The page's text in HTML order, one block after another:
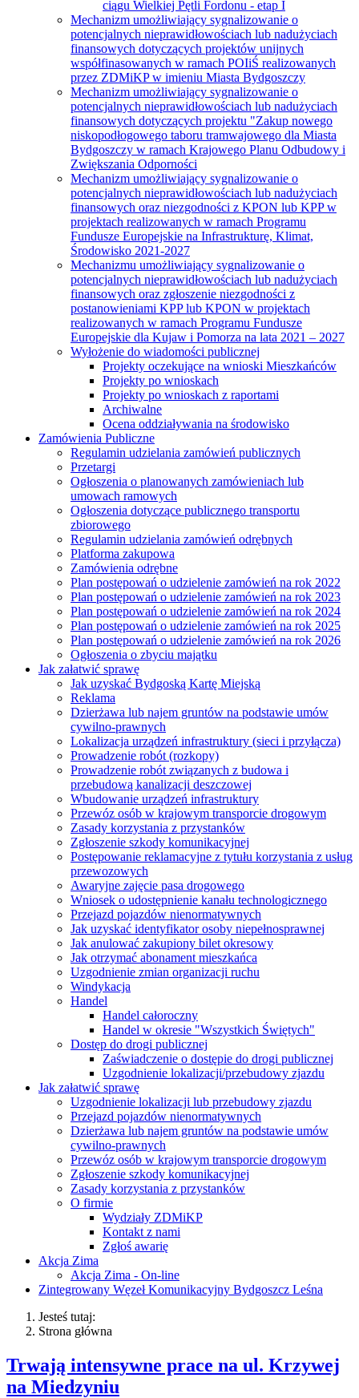
ciągu Wielkiej Pętli Fordonu - etap I
Mechanizm umożliwiający sygnalizowanie o
potencjalnych nieprawidłowościach lub nadużyciach
finansowych dotyczących projektów unijnych
współfinasowanych w ramach POIiŚ realizowanych
przez ZDMiKP w imieniu Miasta Bydgoszczy
Mechanizm umożliwiający sygnalizowanie o
potencjalnych nieprawidłowościach lub nadużyciach
finansowych dotyczących projektu "Zakup nowego
niskopodłogowego taboru tramwajowego dla Miasta
Bydgoszczy w ramach Krajowego Planu Odbudowy i
Zwiększania Odporności
Mechanizm umożliwiający sygnalizowanie o
potencjalnych nieprawidłowościach lub nadużyciach
finansowych oraz niezgodności z KPON lub KPP w
projektach realizowanych w ramach Programu
Fundusze Europejskie na Infrastrukturę, Klimat,
Środowisko 2021-2027
Mechanizmu umożliwiający sygnalizowanie o
potencjalnych nieprawidłowościach lub nadużyciach
finansowych oraz zgłoszenie niezgodności z
postanowieniami KPP lub KPON w projektach
realizowanych w ramach Programu Fundusze
Europejskie dla Kujaw i Pomorza na lata 2021 – 2027
Wyłożenie do wiadomości publicznej
Projekty oczekujące na wnioski Mieszkańców
Projekty po wnioskach
Projekty po wnioskach z raportami
Archiwalne
Ocena oddziaływania na środowisko
Zamówienia Publiczne
Regulamin udzielania zamówień publicznych
Przetargi
Ogłoszenia o planowanych zamówieniach lub
umowach ramowych
Ogłoszenia dotyczące publicznego transportu
zbiorowego
Regulamin udzielania zamówień odrębnych
Platforma zakupowa
Zamówienia odrębne
Plan postępowań o udzielenie zamówień na rok 2022
Plan postępowań o udzielenie zamówień na rok 2023
Plan postępowań o udzielenie zamówień na rok 2024
Plan postępowań o udzielenie zamówień na rok 2025
Plan postępowań o udzielenie zamówień na rok 2026
Ogłoszenia o zbyciu majątku
Jak załatwić sprawę
Jak uzyskać Bydgoską Kartę Miejską
Reklama
Dzierżawa lub najem gruntów na podstawie umów
cywilno-prawnych
Lokalizacja urządzeń infrastruktury (sieci i przyłącza)
Prowadzenie robót (rozkopy)
Prowadzenie robót związanych z budowa i
przebudową kanalizacji deszczowej
Wbudowanie urządzeń infrastruktury
Przewóz osób w krajowym transporcie drogowym
Zasady korzystania z przystanków
Zgłoszenie szkody komunikacyjnej
Postępowanie reklamacyjne z tytułu korzystania z usług
przewozowych
Awaryjne zajęcie pasa drogowego
Wniosek o udostępnienie kanału technologicznego
Przejazd pojazdów nienormatywnych
Jak uzyskać identyfikator osoby niepełnosprawnej
Jak anulować zakupiony bilet okresowy
Jak otrzymać abonament mieszkańca
Uzgodnienie zmian organizacji ruchu
Windykacja
Handel
Handel całoroczny
Handel w okresie "Wszystkich Świętych"
Dostęp do drogi publicznej
Zaświadczenie o dostępie do drogi publicznej
Uzgodnienie lokalizacji/przebudowy zjazdu
Jak załatwić sprawę
Uzgodnienie lokalizacji lub przebudowy zjazdu
Przejazd pojazdów nienormatywnych
Dzierżawa lub najem gruntów na podstawie umów
cywilno-prawnych
Przewóz osób w krajowym transporcie drogowym
Zgłoszenie szkody komunikacyjnej
Zasady korzystania z przystanków
O firmie
Wydziały ZDMiKP
Kontakt z nami
Zgłoś awarię
Akcja Zima
Akcja Zima - On-line
Zintegrowany Węzeł Komunikacyjny Bydgoszcz Leśna
Jesteś tutaj:
Strona główna
Trwają intensywne prace na ul. Krzywej
na Miedzyniu